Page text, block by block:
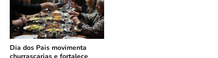
Dia dos Pais movimenta